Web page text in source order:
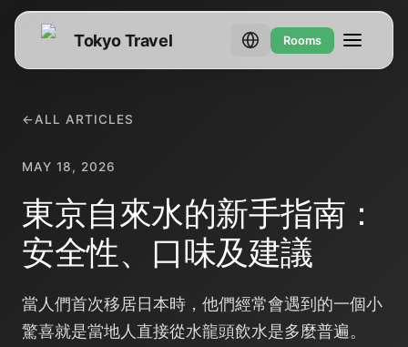
Tokyo Travel Rooms
←ALL ARTICLES
MAY 18, 2026
東京自來水的新手指南：
安全性、口味及建議
當人們首次移居日本時，他們經常會遇到的一個小
驚喜就是當地人直接從水龍頭飲水是多麼普遍。